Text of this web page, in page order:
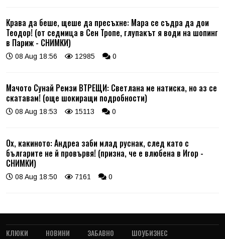
Крава да беше, щеше да пресъхне: Мара се съдра да дои
Теодор! (от седмица в Сен Тропе, глупакът я води на шопинг
в Париж - СНИМКИ)
08 Aug 18:56 12985 0
Мачото Сунай Ремзи ВТРЕЩИ: Светлана ме натиска, но аз се
скатавам! (още шокиращи подробности)
08 Aug 18:53 15113 0
Ох, какиното: Андреа заби млад руснак, след като с
българите не й провървя! (призна, че е влюбена в Игор -
СНИМКИ)
08 Aug 18:50 7161 0
КЛЮКИ НОВИНИ ЗАБАВНО
ШОУБИЗНЕС